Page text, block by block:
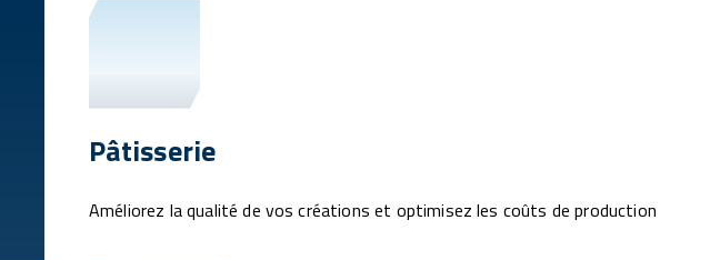
Pâtisserie
Améliorez la qualité de vos créations et optimisez les coûts de production